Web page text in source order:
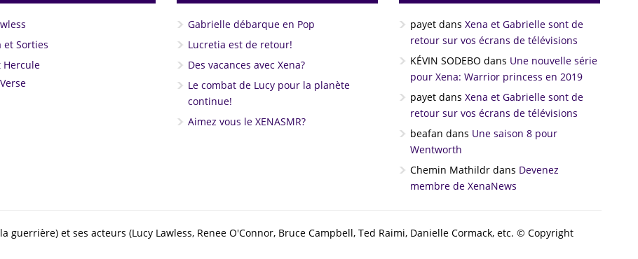
et Sorties
Hercule
Gabrielle débarque en Pop
Lucretia est de retour!
Des vacances avec Xena?
Le combat de Lucy pour la planète
continue!
Aimez vous le XENASMR?
payet dans Xena et Gabrielle sont de
retour sur vos écrans de télévisions
KÉVIN SODEBO dans Une nouvelle série
pour Xena: Warrior princess en 2019
payet dans Xena et Gabrielle sont de
retour sur vos écrans de télévisions
beafan dans Une saison 8 pour
Wentworth
Chemin Mathildr dans Devenez
membre de XenaNews
guerrière) et ses acteurs (Lucy Lawless, Renee O'Connor, Bruce Campbell, Ted Raimi, Danielle Cormack, etc. © Copyright